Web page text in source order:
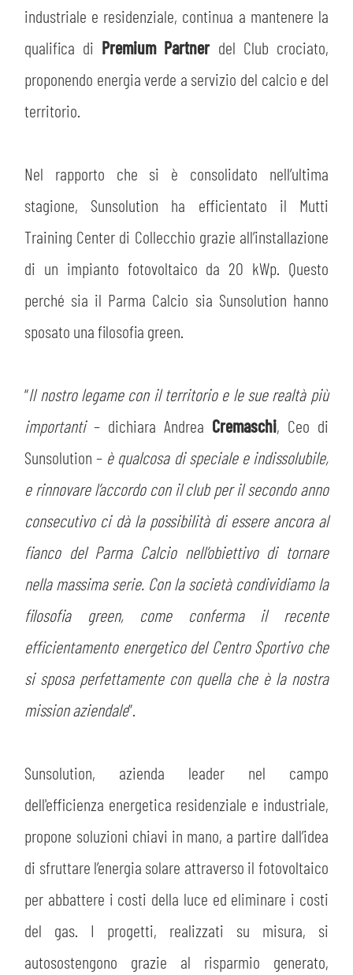
SLO
LAVORA CON NOI
INFORMATIVA FINANZIARIA
ACADEMY
LEGENDS
industriale e residenziale, continua a mantenere la
qualifica di Premium Partnerdel Club crociato,
proponendo energia verde a servizio del calcio e del
territorio.
Nel rapporto che si è consolidato nell’ultima
stagione, Sunsolution ha efficientato il Mutti
Training Center di Collecchio grazie all’installazione
di un impianto fotovoltaico da 20 kWp. Questo
perché sia il Parma Calcio sia Sunsolution hanno
sposato una filosofia green.
“Il nostro legame con il territorio e le sue realtà più
importanti– dichiara Andrea Cremaschi, Ceo di
Sunsolution – è qualcosa di speciale e indissolubile,
e rinnovare l’accordo con il club per il secondo anno
consecutivo ci dà la possibilità di essere ancora al
fianco del Parma Calcio nell’obiettivo di tornare
nella massima serie. Con la società condividiamo la
filosofia green, come conferma il recente
efficientamento energetico del Centro Sportivo che
si sposa perfettamente con quella che è la nostra
mission aziendale”.
Sunsolution, azienda leader nel campo
dell'efficienza energetica residenziale e industriale,
propone soluzioni chiavi in mano, a partire dall’idea
di sfruttare l’energia solare attraverso il fotovoltaico
per abbattere i costi della luce ed eliminare i costi
del gas. I progetti, realizzati su misura, si
autosostengono grazie al risparmio generato,